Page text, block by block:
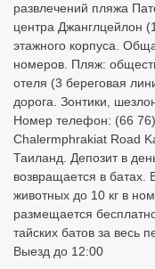
развлечений пляжа
центра Джанглцейлон
этажного корпуса.
номеров. Пляж:
отеля (3 береговая
дорога. Зонтики,
Номер телефон: (66
Chalermphrakiat Road
Таиланд. Депозит в
возвращается в
животных до 10 кг в
размещается
тайских батов за весь
Выезд до 12:00